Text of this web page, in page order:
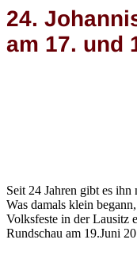
24.
am 17. und
Seit 24 Jahren gibt es ihn
Was damals klein
Volksfeste in der Lausitz
Rundschau am 19.Juni